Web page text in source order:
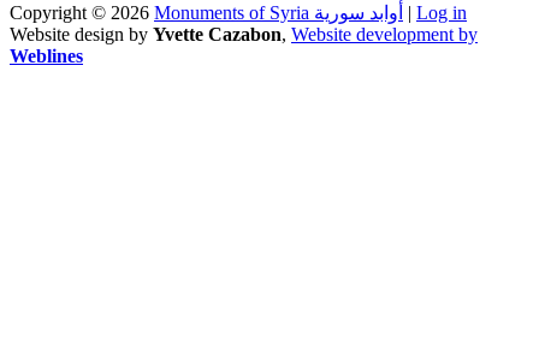
Copyright © 2026 Monuments of Syria أوابد سورية | Log in
Website design by Yvette Cazabon, Website development by
Weblines